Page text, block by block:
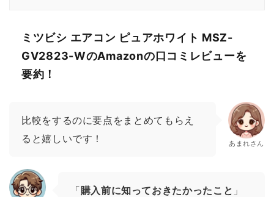
ミツビシ エアコン ピュアホワイト MSZ-
GV2823-WのAmazonの口コミレビューを
要約！
比較をするのに要点をまとめてもらえ
ると嬉しいです！
あまれさん
「購入前に知っておきたかったこと 」